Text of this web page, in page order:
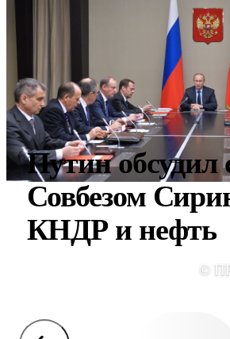
Путин обсудил
Совбезом
КНДР и нефть
©